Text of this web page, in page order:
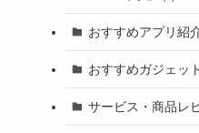
おすすめアプリ紹
おすすめガジェッ
サービス・商品レ